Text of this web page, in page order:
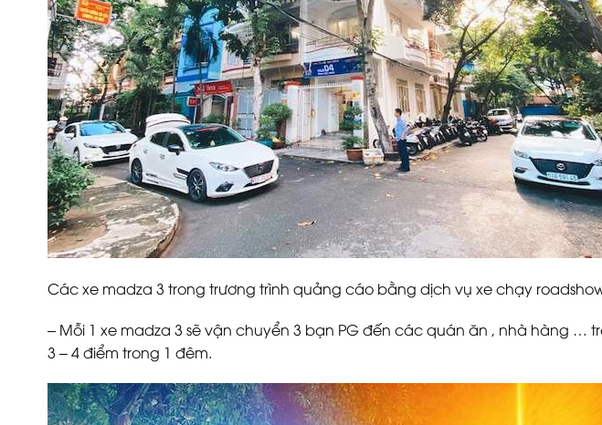
Các xe madza 3 trong trương trình quảng cáo bằng dịch vụ xe chạy
– Mỗi 1 xe madza 3 sẽ vận chuyển 3 bạn PG đến các quán ăn , nhà hàng …
3 – 4 điểm trong 1 đêm.